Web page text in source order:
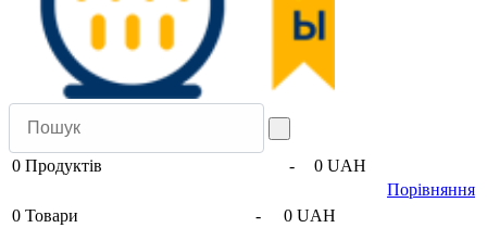
0 Продуктів -
0 UAH
Порівняння
0 Товари -
0 UAH